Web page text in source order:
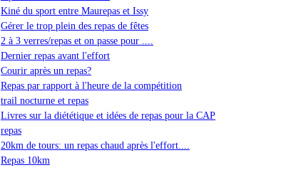
Kiné du sport entre Maurepas et Issy
Gérer le trop plein des repas de fêtes
2 à 3 verres/repas et on passe pour ....
Dernier repas avant l'effort
Courir après un repas?
Repas par rapport à l'heure de la compétition
trail nocturne et repas
Livres sur la diététique et idées de repas pour la CAP
repas
20km de tours: un repas chaud après l'effort....
Repas 10km